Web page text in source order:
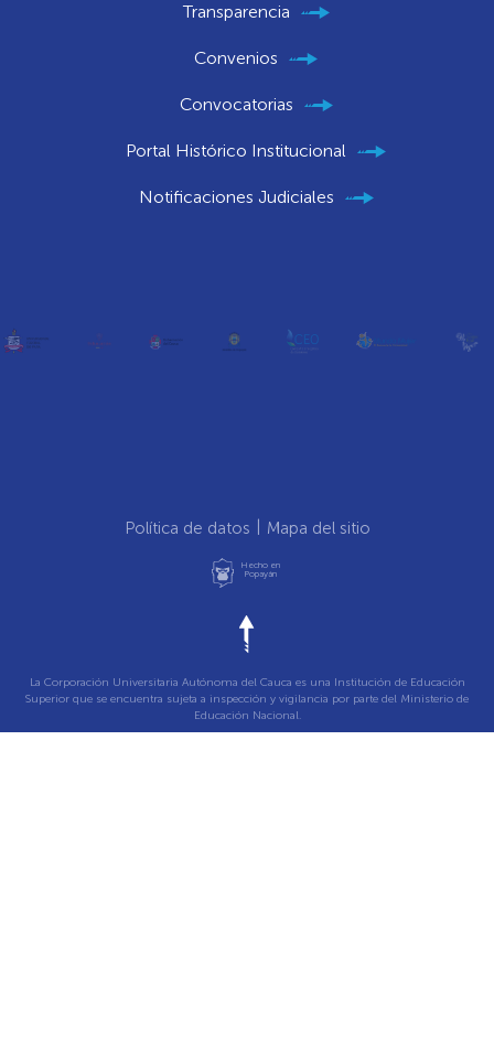
Transparencia
Convenios
Convocatorias
Portal Histórico Institucional
Notificaciones Judiciales
Política de datos Mapa del sitio
Hecho en
Popayán
La Corporación Universitaria Autónoma del Cauca es una Institución de Educación
Superior que se encuentra sujeta a inspección y vigilancia por parte del Ministerio de
Educación Nacional.